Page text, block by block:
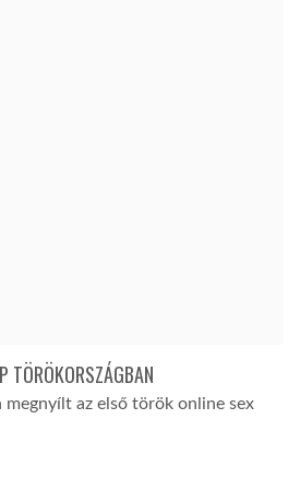
TÖRÖKORSZÁGBAN
megnyílt az első török online sex